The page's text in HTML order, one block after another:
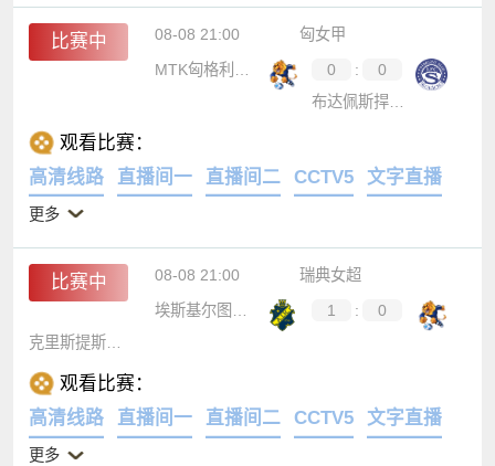
比赛中 08-08 21:00
匈女甲
MTK匈格利亚女足
0 :
0
布达佩斯捍卫者女足
观看比赛：
高清线路
直播间一 直播间二 CCTV5 文字直播
更多
比赛中 08-08 21:00
瑞典女超
1 :
0
观看比赛：
高清线路
直播间一 直播间二 CCTV5 文字直播
更多